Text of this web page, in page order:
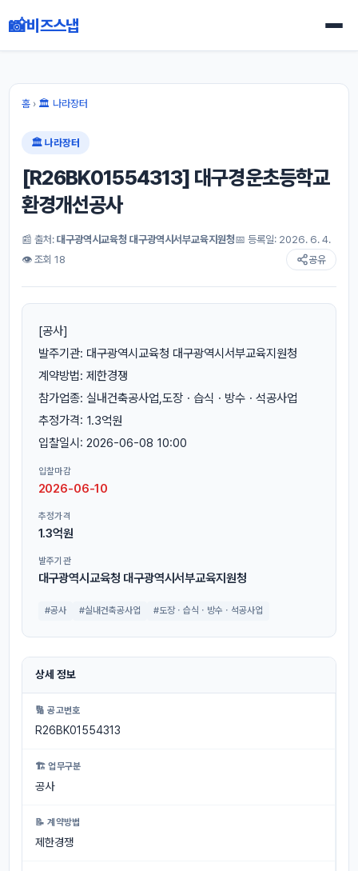
📸비즈스냅
홈› 🏛 나라장터
🏛 나라장터
[R26BK01554313] 대구경운초등학교
환경개선공사
📰 출처: 대구광역시교육청 대구광역시서부교육지원청📅 등록일: 2026. 6. 4.
👁 조회 18
공유
[공사]
발주기관: 대구광역시교육청 대구광역시서부교육지원청
계약방법: 제한경쟁
참가업종: 실내건축공사업,도장ㆍ습식ㆍ방수ㆍ석공사업
추정가격: 1.3억원
입찰일시: 2026-06-08 10:00
입찰마감
2026-06-10
추정가격
1.3억원
발주기관
대구광역시교육청 대구광역시서부교육지원청
#공사 #실내건축공사업 #도장ㆍ습식ㆍ방수ㆍ석공사업
상세 정보
🔢 공고번호
R26BK01554313
🏗 업무구분
공사
📝 계약방법
제한경쟁